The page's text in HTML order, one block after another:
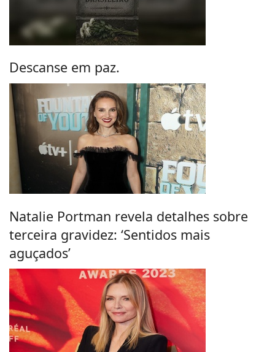
Descanse em paz.
Natalie Portman revela detalhes sobre
terceira gravidez: ‘Sentidos mais
aguçados’